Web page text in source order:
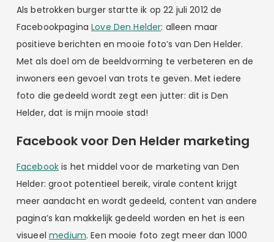
Als betrokken burger startte ik op 22 juli 2012 de
FacebookpaginaLove Den Helder: alleen maar
positieve berichten en mooie foto’s van Den Helder.
Met als doel om de beeldvorming te verbeteren en de
inwoners een gevoel van trots te geven. Met iedere
foto die gedeeld wordt zegt een jutter: dit is Den
Helder, dat is mijn mooie stad!
Facebook voor Den Helder marketing
Facebook is het middel voor de marketing van Den
Helder: groot potentieel bereik, virale content krijgt
meer aandacht en wordt gedeeld, content van andere
pagina’s kan makkelijk gedeeld worden en het is een
visueelmedium. Een mooie foto zegt meer dan 1000